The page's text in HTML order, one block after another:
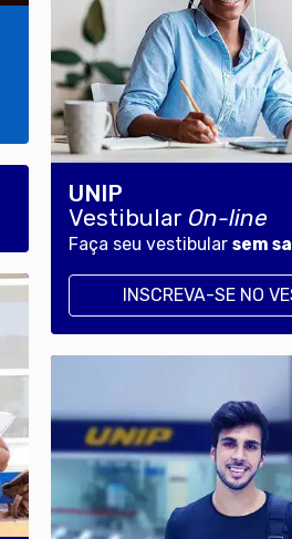
UNIP
Vestibular On-line
Faça seu vestibular sem
INSCREVA-SE NO